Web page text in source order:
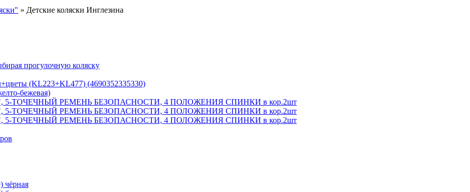
» Детские коляски Инглезина
прогулочную коляску
(KL223+KL477) (4690352335330)
бежевая)
5-ТОЧЕЧНЫЙ РЕМЕНЬ БЕЗОПАСНОСТИ, 4 ПОЛОЖЕНИЯ СПИНКИ в кор.2шт
5-ТОЧЕЧНЫЙ РЕМЕНЬ БЕЗОПАСНОСТИ, 4 ПОЛОЖЕНИЯ СПИНКИ в кор.2шт
5-ТОЧЕЧНЫЙ РЕМЕНЬ БЕЗОПАСНОСТИ, 4 ПОЛОЖЕНИЯ СПИНКИ в кор.2шт
чёрная